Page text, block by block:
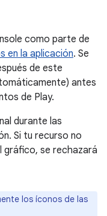
como parte de
en la aplicación. Se
de este
antes
de Play.
durante las
Si tu recurso no
gráfico, se rechazará
los íconos de las